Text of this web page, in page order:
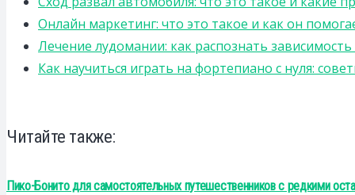
Онлайн маркетинг: что это такое и как он
Лечение лудомании: как распознать
Как научиться играть на фортепиано с нуля:
Читайте также:
Пико-Бонито для самостоятельных путешественников с редкими